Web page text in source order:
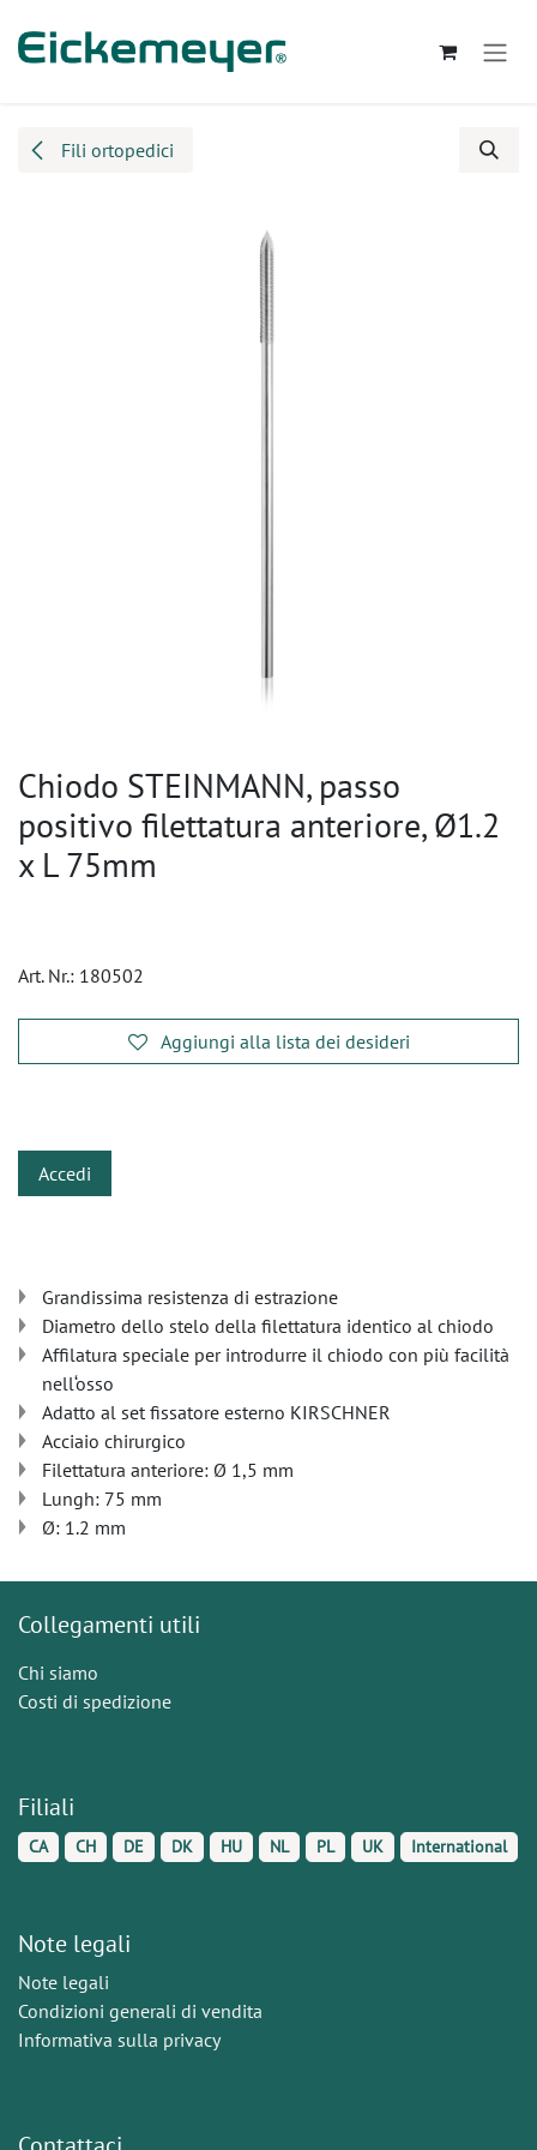
Fili ortopedici
Chiodo STEINMANN, passo
positivo filettatura anteriore, Ø1.2
x L 75mm
Art. Nr.: 180502
Aggiungi alla lista dei desideri
Accedi
Grandissima resistenza di estrazione
Diametro dello stelo della filettatura identico al chiodo
Affilatura speciale per introdurre il chiodo con più facilità
nell‘osso
Adatto al set fissatore esterno KIRSCHNER
Acciaio chirurgico
Filettatura anteriore: Ø 1,5 mm
Lungh: 75 mm
Ø: 1.2 mm
Collegamenti utili
Chi siamo
Costi di spedizione
Filiali
CA CH DE DK HU NL PL UK International
Note legali
Note legali
Condizioni generali di vendita
Informativa sulla privacy